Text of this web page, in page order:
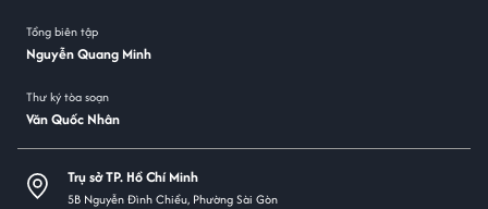
Tổng biên tập
Nguyễn Quang Minh
Thư ký tòa soạn
Văn Quốc Nhân
Trụ sở TP. Hồ Chí Minh
5B Nguyễn Đình Chiểu, Phường Sài Gòn